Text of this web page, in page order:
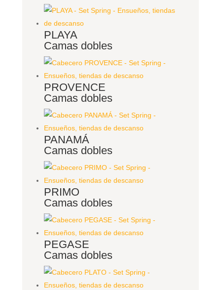
PLAYA
Camas dobles
PROVENCE
Camas dobles
PANAMÁ
Camas dobles
PRIMO
Camas dobles
PEGASE
Camas dobles